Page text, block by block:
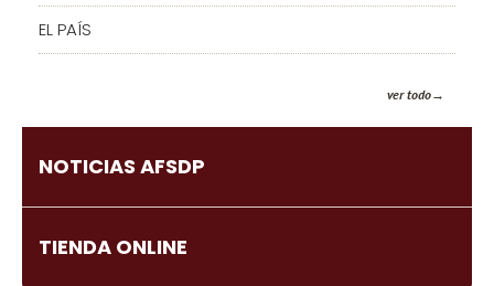
EL PAÍS
ver todo
NOTICIAS AFSDP
TIENDA ONLINE